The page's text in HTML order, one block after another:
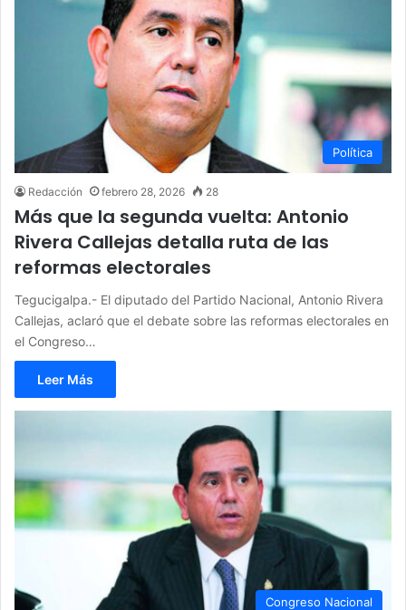
Política
Redacción febrero 28, 2026 28
Más que la segunda vuelta: Antonio
Rivera Callejas detalla ruta de las
reformas electorales
Tegucigalpa.- El diputado del Partido Nacional, Antonio Rivera
Callejas, aclaró que el debate sobre las reformas electorales en
el Congreso…
Leer Más
Congreso Nacional